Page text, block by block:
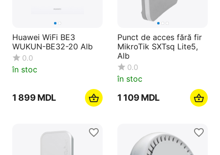
Huawei WiFi BE3
WUKUN-BE32-20 Alb
0.0
în stoc
1 899 MDL
Punct de acces fără fir
MikroTik SXTsq Lite5,
Alb
0.0
în stoc
1 109 MDL